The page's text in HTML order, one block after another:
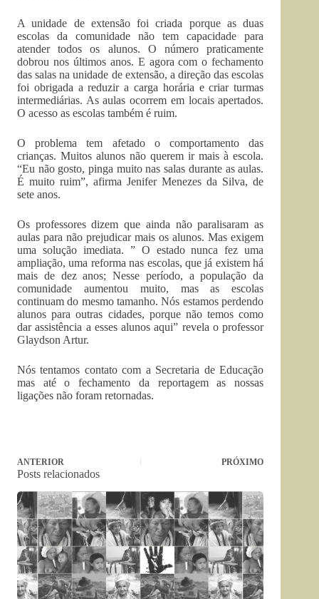
A unidade de extensão foi criada porque as duas
escolas da comunidade não tem capacidade para
atender todos os alunos. O número praticamente
dobrou nos últimos anos. E agora com o fechamento
das salas na unidade de extensão, a direção das escolas
foi obrigada a reduzir a carga horária e criar turmas
intermediárias. As aulas ocorrem em locais apertados.
O acesso as escolas também é ruim.
O problema tem afetado o comportamento das
crianças. Muitos alunos não querem ir mais à escola.
“Eu não gosto, pinga muito nas salas durante as aulas.
É muito ruim”, afirma Jenifer Menezes da Silva, de
sete anos.
Os professores dizem que ainda não paralisaram as
aulas para não prejudicar mais os alunos. Mas exigem
uma solução imediata. ” O estado nunca fez uma
ampliação, uma reforma nas escolas, que já existem há
mais de dez anos; Nesse período, a população da
comunidade aumentou muito, mas as escolas
continuam do mesmo tamanho. Nós estamos perdendo
alunos para outras cidades, porque não temos como
dar assistência a esses alunos aqui” revela o professor
Glaydson Artur.
Nós tentamos contato com a Secretaria de Educação
mas até o fechamento da reportagem as nossas
ligações não foram retornadas.
ANTERIOR PRÓXIMO
Posts relacionados